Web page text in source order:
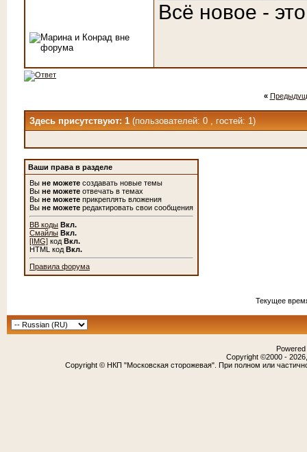
Всё новое -
«
Здесь присутствуют: 1 (пользователей: 0 , гостей: 1)
Ваши права в разделе
Вы не можете создавать новые темы
Вы не можете отвечать в темах
Вы не можете прикреплять вложения
Вы не можете редактировать свои сообщения
BB коды Вкл.
Смайлы Вкл.
[IMG] код Вкл.
HTML код Вкл.
Правила форума
Текущее
Copyright ©2000 -
Copyright © НКП "Московская сторожевая". При полном или